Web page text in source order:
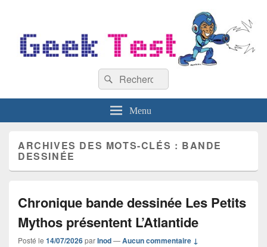
Recherche :
Rechercher
Menu
ARCHIVES DES MOTS-CLÉS : BANDE
DESSINÉE
Chronique bande dessinée Les Petits
Mythos présentent L’Atlantide
Posté le 14/07/2026parInod—Aucun commentaire ↓